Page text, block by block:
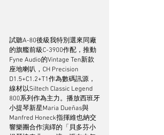
試聽A-80後級我特別選來同廠
的旗艦前級C-3900作配，推動
Fyne Audio的Vintage Ten新款
座地喇叭，CH Precision
D1.5+C1.2+T1作為數碼訊源，
線材以Siltech Classic Legend
800系列作為主力。播放西班牙
小提琴新星Maria Dueñas與
Manfred Honeck指揮維也納交
響樂團合作演繹的「貝多芬小